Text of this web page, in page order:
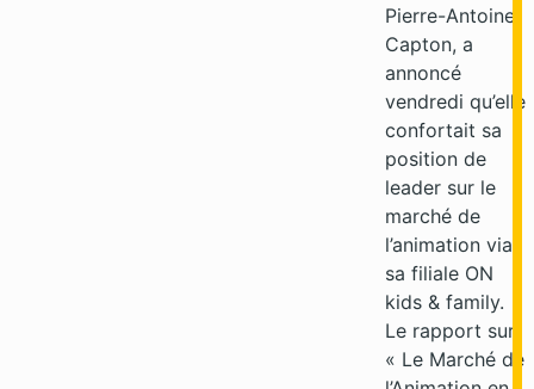
Pierre-Antoine
Capton, a
annoncé
vendredi qu’elle
confortait sa
position de
leader sur le
marché de
l’animation via
sa filiale ON
kids & family.
Le rapport sur
« Le Marché de